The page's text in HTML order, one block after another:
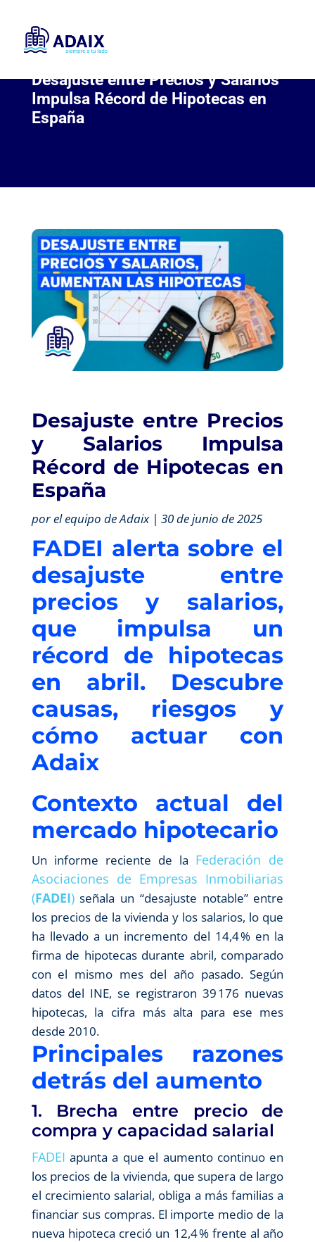
Desajuste entre Precios y Salarios
Impulsa Récord de Hipotecas en
España
Desajuste entre Precios
y Salarios Impulsa
Récord de Hipotecas en
España
por el equipo de Adaix | 30 de junio de 2025
FADEI alerta sobre el
desajuste entre
precios y salarios,
que impulsa un
récord de hipotecas
en abril. Descubre
causas, riesgos y
cómo actuar con
Adaix
Contexto actual del
mercado hipotecario
Un informe reciente de la Federación de
Asociaciones de Empresas Inmobiliarias
(FADEI)señala un “desajuste notable” entre
los precios de la vivienda y los salarios, lo que
ha llevado a un incremento del 14,4 % en la
firma de hipotecas durante abril, comparado
con el mismo mes del año pasado. Según
datos del INE, se registraron 39 176 nuevas
hipotecas, la cifra más alta para ese mes
desde 2010.
Principales razones
detrás del aumento
1. Brecha entre precio de
compra y capacidad salarial
FADEI apunta a que el aumento continuo en
los precios de la vivienda, que supera de largo
el crecimiento salarial, obliga a más familias a
financiar sus compras. El importe medio de la
nueva hipoteca creció un 12,4 % frente al año